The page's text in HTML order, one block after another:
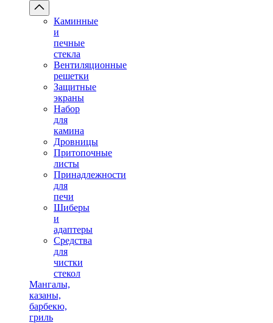
Каминные
и
печные
стекла
Вентиляционные
решетки
Защитные
экраны
Набор
для
камина
Дровницы
Притопочные
листы
Принадлежности
для
печи
Шиберы
и
адаптеры
Средства
для
чистки
стекол
Мангалы,
казаны,
барбекю,
гриль